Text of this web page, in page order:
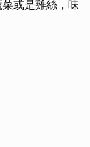
或是雞絲，味